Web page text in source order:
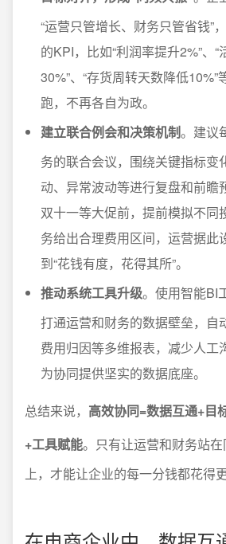
“运营只管增长、财务只管省钱”
的KPI，比如“利润率提升2%”、
30%”、“存货周转天数降低
跑，不再各自为政。
建立联合例会和决策机制。建议
务的联合会议，围绕关键指标变
动、异常波动等进行复盘和前瞻
双十一等大促前，提前模拟不同
务给出合理费用区间，运营据此
到“花钱有度，花得其所”。
推动系统工具升级。使用智能BI
打通运营和财务的数据壁垒，自
费用归因等多维报表，减少人工
为协同提供坚实的数据底座。
总结来说， 高效协同=数据互通+目
+工具赋能。只有让运营和财务站
上，才能让企业的每一分钱都花得更